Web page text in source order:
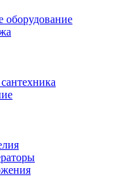
оборудование